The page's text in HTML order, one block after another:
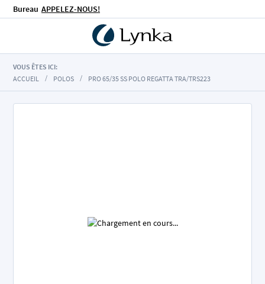
Bureau APPELEZ-NOUS!
VOUS ÊTES ICI:
ACCUEIL
POLOS PRO 65/35 SS POLO REGATTA TRA/TRS223